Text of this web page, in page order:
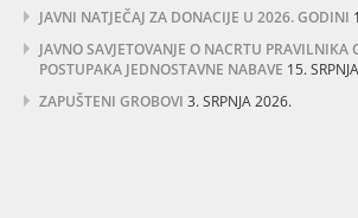
JAVNI NATJEČAJ ZA DONACIJE U 2026. GODINI
JAVNO SAVJETOVANJE O NACRTU PRAVILNIKA
POSTUPAKA JEDNOSTAVNE NABAVE 15.
ZAPUŠTENI GROBOVI 3. SRPNJA 2026.